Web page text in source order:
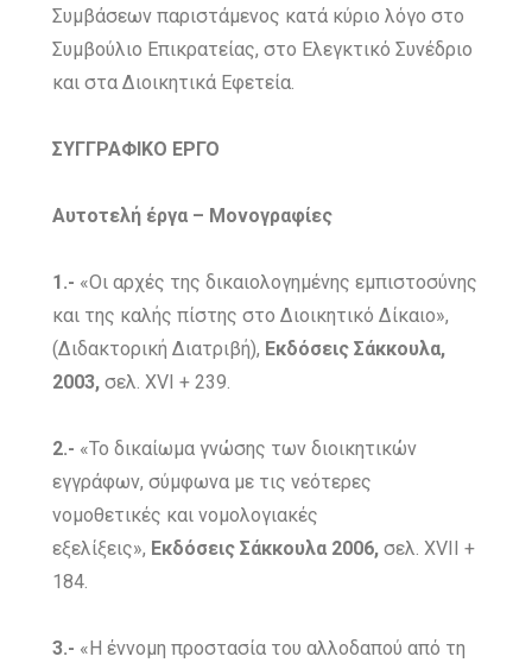
Συμβάσεων παριστάμενος κατά κύριο λόγο στο
Συμβούλιο Επικρατείας, στο Ελεγκτικό Συνέδριο
και στα Διοικητικά Εφετεία.
ΣΥΓΓΡΑΦΙΚΟ ΕΡΓΟ
Αυτοτελή έργα – Μονογραφίες
1.- «Οι αρχές της δικαιολογημένης εμπιστοσύνης
και της καλής πίστης στο Διοικητικό Δίκαιο»,
(Διδακτορική Διατριβή), Εκδόσεις Σάκκουλα,
2003,σελ. XVI + 239.
2.- «Το δικαίωμα γνώσης των διοικητικών
εγγράφων, σύμφωνα με τις νεότερες
νομοθετικές και νομολογιακές
εξελίξεις», Εκδόσεις Σάκκουλα 2006,σελ. XVIΙ +
184.
3.- «Η έννομη προστασία του αλλοδαπού από τη